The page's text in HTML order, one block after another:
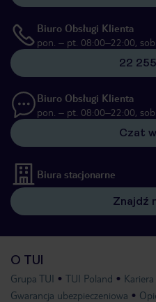
Biuro Obsługi Klienta
pon. – pt. 08:00–22:00,
22
Biuro Obsługi Klienta
pon. – pt. 08:00–22:00,
Czat
Biura stacjonarne
Znajdź
O TUI
Grupa TUI TUI Poland Kariera
Gwarancja ubezpieczeniowa